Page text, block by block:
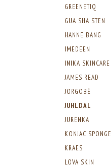
GREENETIQ
GUA SHA STEN
HANNE BANG
IMEDEEN
INIKA SKINCARE
JAMES READ
JORGOBÉ
JUHLDAL
JURENKA
KONJAC SPONGE
KRAES
LOVA SKIN